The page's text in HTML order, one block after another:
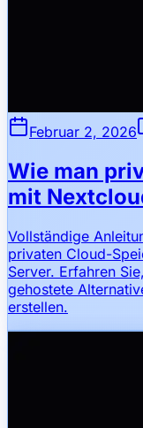
Februar 2, 2026
Wie man
mit
Vollständige
privaten Cloud-
Server. Erfahren
gehostete
erstellen.